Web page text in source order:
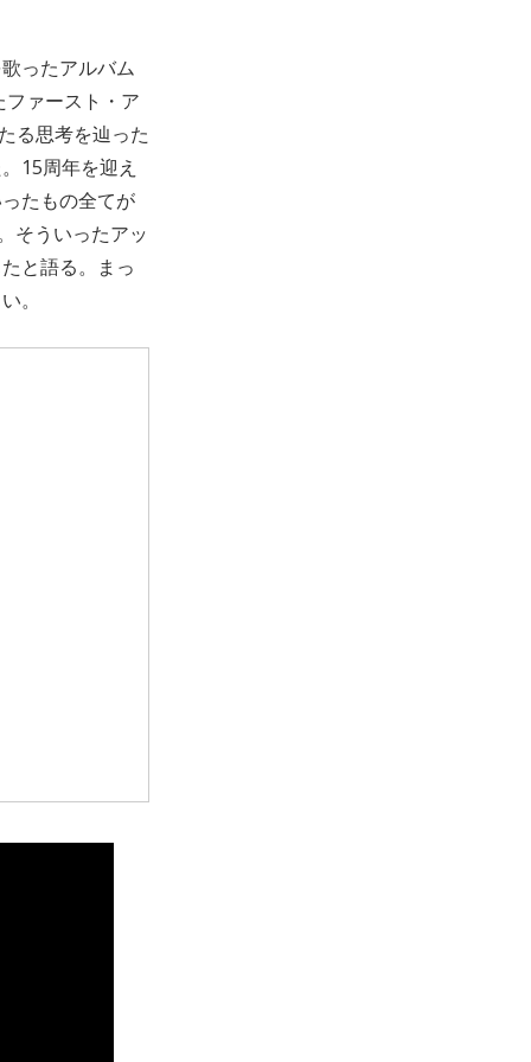
ったアルバム
ァースト・ア
る思考を辿った
15周年を迎え
たもの全てが
そういったアッ
と語る。まっ
。